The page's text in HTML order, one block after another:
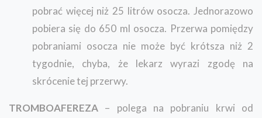
pobrać więcej niż 25 litrów osocza. Jednorazowo
pobiera się do 650 ml osocza. Przerwa pomiędzy
pobraniami osocza nie może być krótsza niż 2
tygodnie, chyba, że lekarz wyrazi zgodę na
skrócenie tej przerwy.
TROMBOAFEREZA – polega na pobraniu krwi od